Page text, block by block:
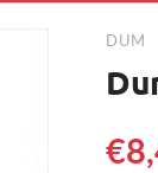
DUM